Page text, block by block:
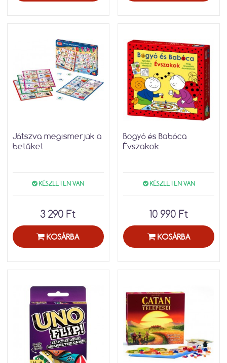
Játszva megismerjük a
betűket
KÉSZLETEN VAN
3 290 Ft
KOSÁRBA
Bogyó és Babóca
Évszakok
KÉSZLETEN VAN
10 990 Ft
KOSÁRBA